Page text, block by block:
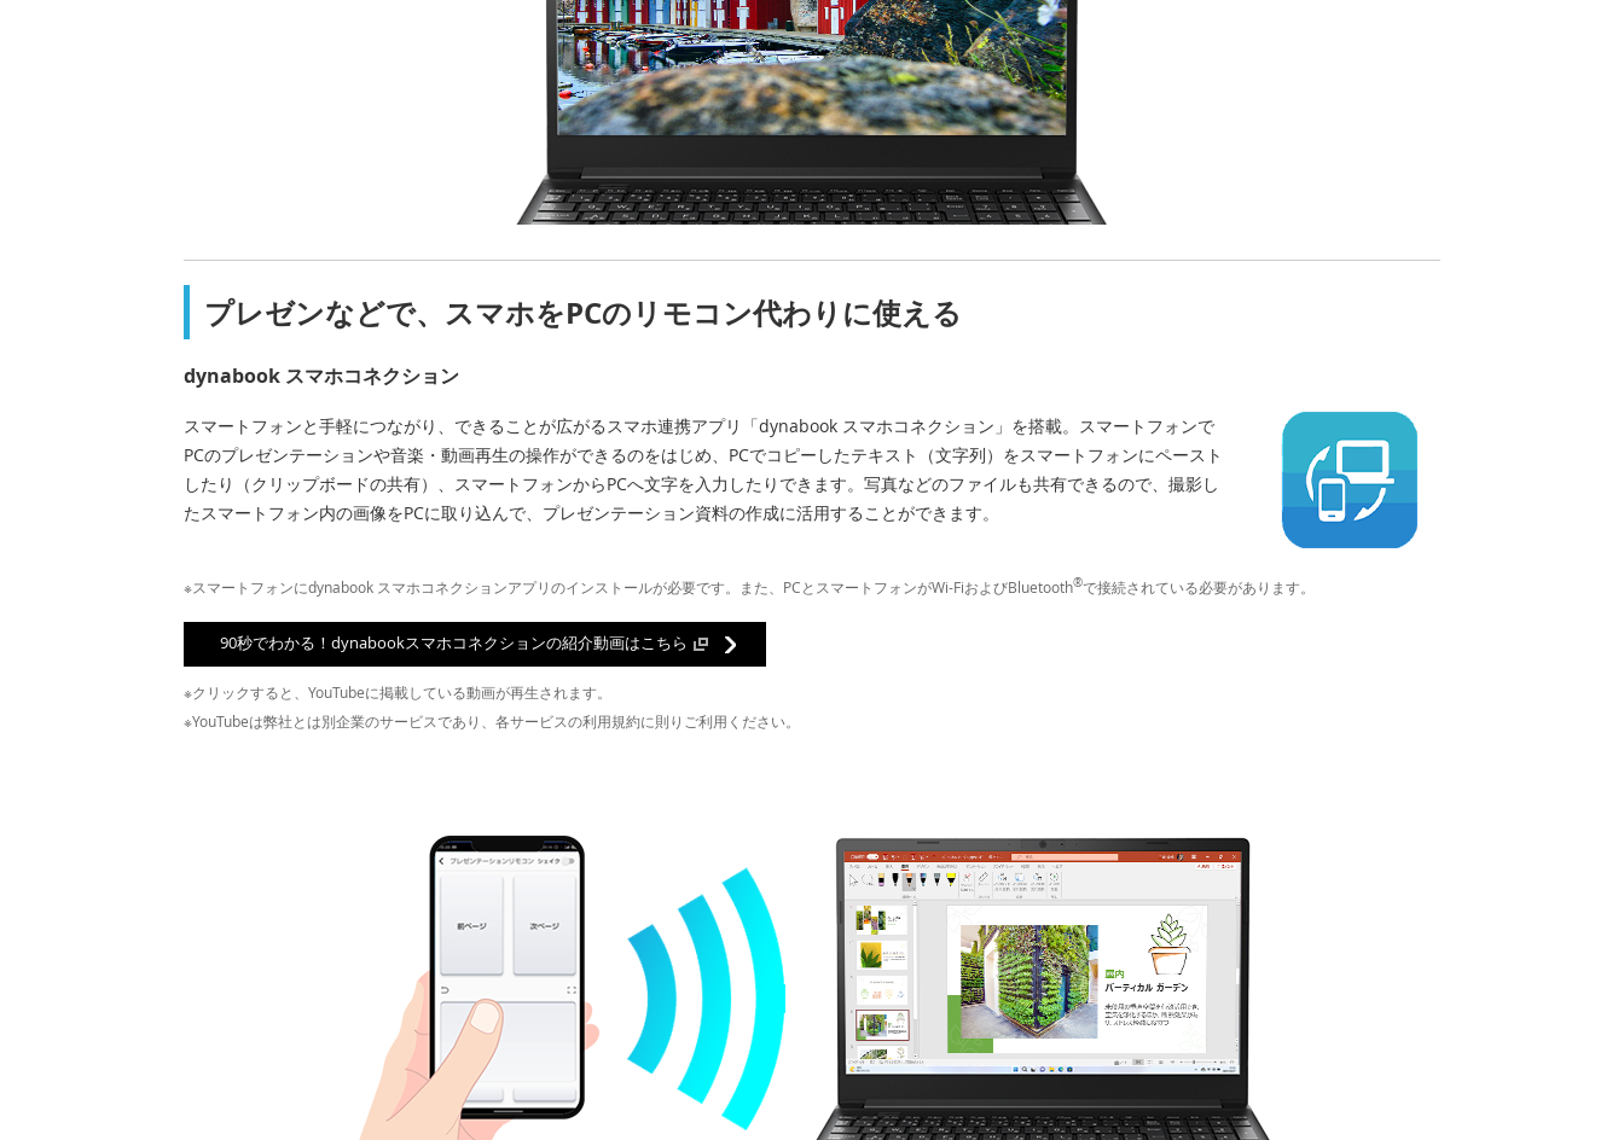
プレゼンなどで、スマホをPCのリモコン代わりに使える
dynabook スマホコネクション
スマートフォンと手軽につながり、できることが広がるスマホ連携アプリ「dynabook スマホコネクション」を搭載。スマートフォンで
PCのプレゼンテーションや音楽・動画再生の操作ができるのをはじめ、PCでコピーしたテキスト（文字列）をスマートフォンにペースト
したり（クリップボードの共有）、スマートフォンからPCへ文字を入力したりできます。写真などのファイルも共有できるので、撮影し
たスマートフォン内の画像をPCに取り込んで、プレゼンテーション資料の作成に活用することができます。
※スマートフォンにdynabook スマホコネクションアプリのインストールが必要です。また、PCとスマートフォンがWi-FiおよびBluetooth®で接続されている必要があります。
90秒でわかる！dynabookスマホコネクションの紹介動画はこちら
※クリックすると、YouTubeに掲載している動画が再生されます。
※YouTubeは弊社とは別企業のサービスであり、各サービスの利用規約に則りご利用ください。